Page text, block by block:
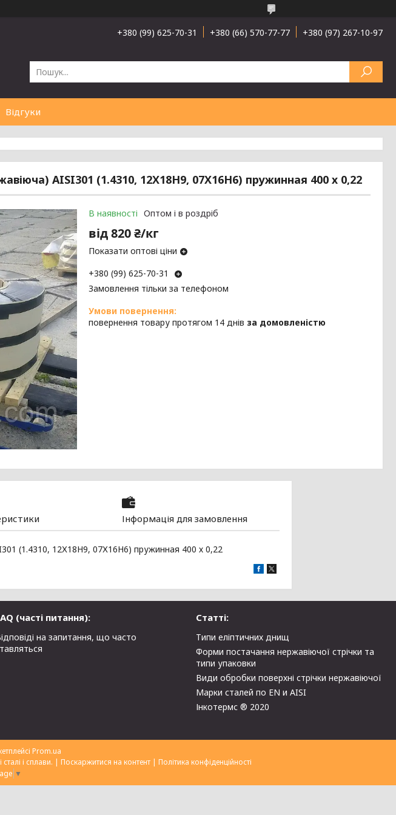
+380 (99) 625-70-31 +380 (66) 570-77-77 +380 (97) 267-10-97
Відгуки
AISI301 (1.4310, 12Х18Н9, 07Х16Н6) пружинная 400 х 0,22
В наявності Оптом і в роздріб
від820 ₴/кг
Показати оптові ціни
+380 (99) 625-70-31
Замовлення тільки за телефоном
повернення товару протягом 14 днів за домовленістю
Інформація для замовлення
(1.4310, 12Х18Н9, 07Х16Н6) пружинная 400 х 0,22
(часті питання):
на запитання, що часто
Статті:
Типи еліптичних днищ
Форми постачання нержавіючої стрічки та
типи упаковки
Види обробки поверхні стрічки нержавіючої
Марки сталей по EN и AISI
Інкотермс ® 2020
Prom.ua
ТОВ "Укрторгекспорт" нержавіючий та кольоровий металопрокат, спеціальні сталі і сплави. | Поскаржитися на контент | Політика конфіденційності
▼